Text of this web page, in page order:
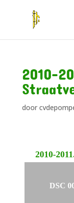
2010-
door
2010-
DSC